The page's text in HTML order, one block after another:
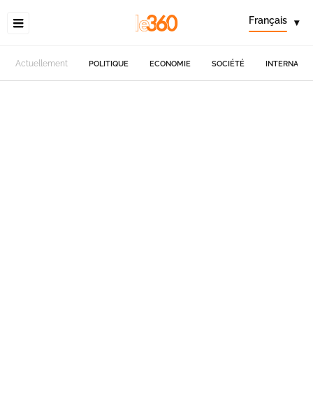
Français ▾
Actuellement POLITIQUE ECONOMIE SOCIÉTÉ